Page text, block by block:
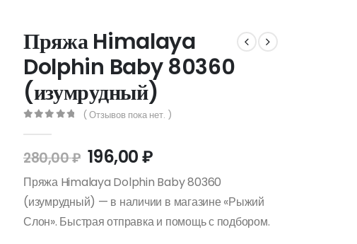
Пряжа Himalaya
Dolphin Baby 80360
(изумрудный)
( Отзывов пока нет. )
280,00₽ 196,00₽
Пряжа Himalaya Dolphin Baby 80360
(изумрудный) — в наличии в магазине «Рыжий
Слон». Быстрая отправка и помощь с подбором.